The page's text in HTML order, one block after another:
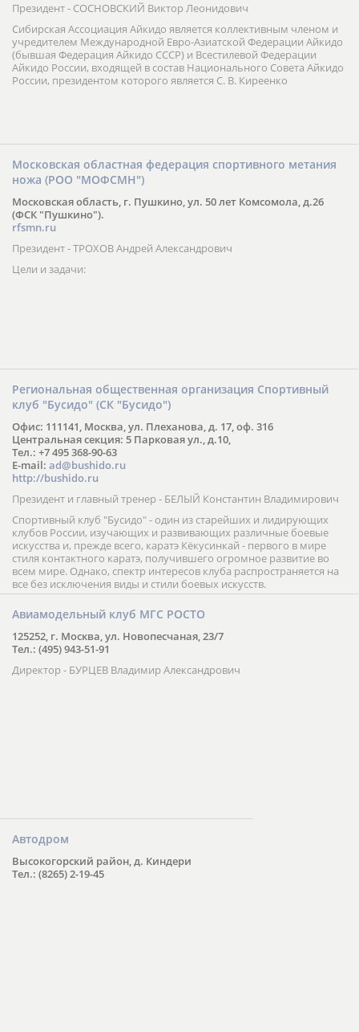
Президент - СОСНОВСКИЙ Виктор Леонидович
Сибирская Ассоциация Айкидо является коллективным членом и
учредителем Международной Евро-Азиатской Федерации Айкидо
(бывшая Федерация Айкидо СССР) и Всестилевой Федерации
Айкидо России, входящей в состав Национального Совета Айкидо
России, президентом которого является С. В. Киреенко
Московская областная федерация спортивного метания
ножа (РОО "МОФСМН")
Московская область, г. Пушкино, ул. 50 лет Комсомола, д.26
(ФСК "Пушкино").
rfsmn.ru
Президент - ТРОХОВ Андрей Александрович
Цели и задачи:
Региональная общественная организация Спортивный
клуб "Бусидо" (СК "Бусидо")
Офис: 111141, Москва, ул. Плеханова, д. 17, оф. 316
Центральная секция: 5 Парковая ул., д.10,
Тел.: +7 495 368-90-63
E-mail: ad@bushido.ru
http://bushido.ru
Президент и главный тренер - БЕЛЫЙ Константин Владимирович
Спортивный клуб "Бусидо" - один из старейших и лидирующих
клубов России, изучающих и развивающих различные боевые
искусства и, прежде всего, каратэ Кёкусинкай - первого в мире
стиля контактного каратэ, получившего огромное развитие во
всем мире. Однако, спектр интересов клуба распространяется на
все без исключения виды и стили боевых искусств.
Авиамодельный клуб МГС РОСТО
125252, г. Москва, ул. Новопесчаная, 23/7
Тел.: (495) 943-51-91
Директор - БУРЦЕВ Владимир Александрович
Автодром
Высокогорский район, д. Киндери
Тел.: (8265) 2-19-45